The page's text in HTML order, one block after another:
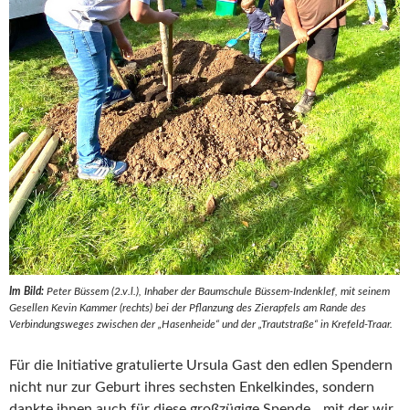
Im Bild: Peter Büssem (2.v.l.), Inhaber der Baumschule Büssem-Indenklef, mit seinem
Gesellen Kevin Kammer (rechts) bei der Pflanzung des Zierapfels am Rande des
Verbindungsweges zwischen der „Hasenheide“ und der „Trautstraße“ in Krefeld-Traar.
Für die Initiative gratulierte Ursula Gast den edlen Spendern
nicht nur zur Geburt ihres sechsten Enkelkindes, sondern